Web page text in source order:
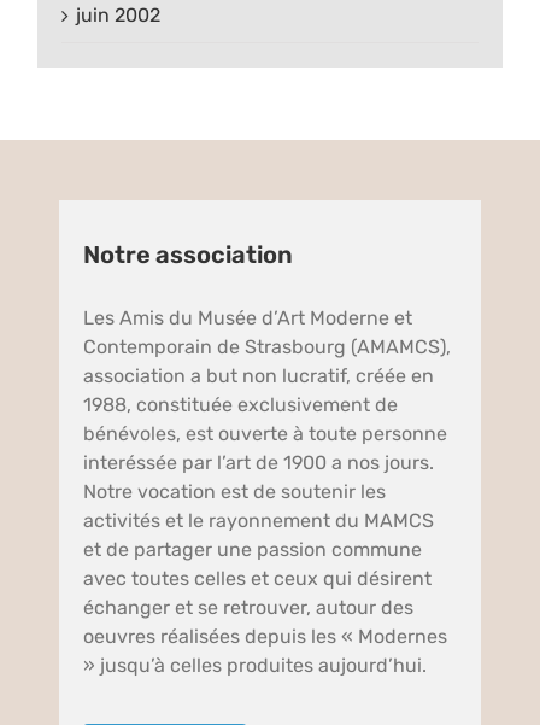
juin 2002
Notre association
Les Amis du Musée d’Art Moderne et
Contemporain de Strasbourg (AMAMCS),
association a but non lucratif, créée en
1988, constituée exclusivement de
bénévoles, est ouverte à toute personne
interéssée par l’art de 1900 a nos jours.
Notre vocation est de soutenir les
activités et le rayonnement du MAMCS
et de partager une passion commune
avec toutes celles et ceux qui désirent
échanger et se retrouver, autour des
oeuvres réalisées depuis les « Modernes
» jusqu’à celles produites aujourd’hui.